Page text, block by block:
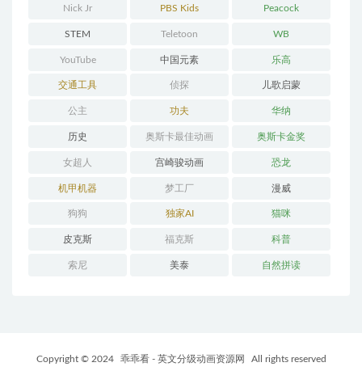
Nick Jr PBS Kids Peacock
STEM Teletoon WB
YouTube 中国元素 乐高
交通工具 侦探 儿歌启蒙
公主 功夫 华纳
历史 奥斯卡最佳动画 奥斯卡金奖
女超人 宫崎骏动画 恐龙
机甲机器 梦工厂 漫威
狗狗 独家AI 猫咪
皮克斯 福克斯 科普
索尼 美泰 自然拼读
Copyright © 2024 乖乖看 - 英文分级动画资源网 All rights reserved